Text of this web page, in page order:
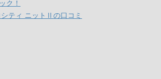
ク！
ティ ニットⅡの口コミ